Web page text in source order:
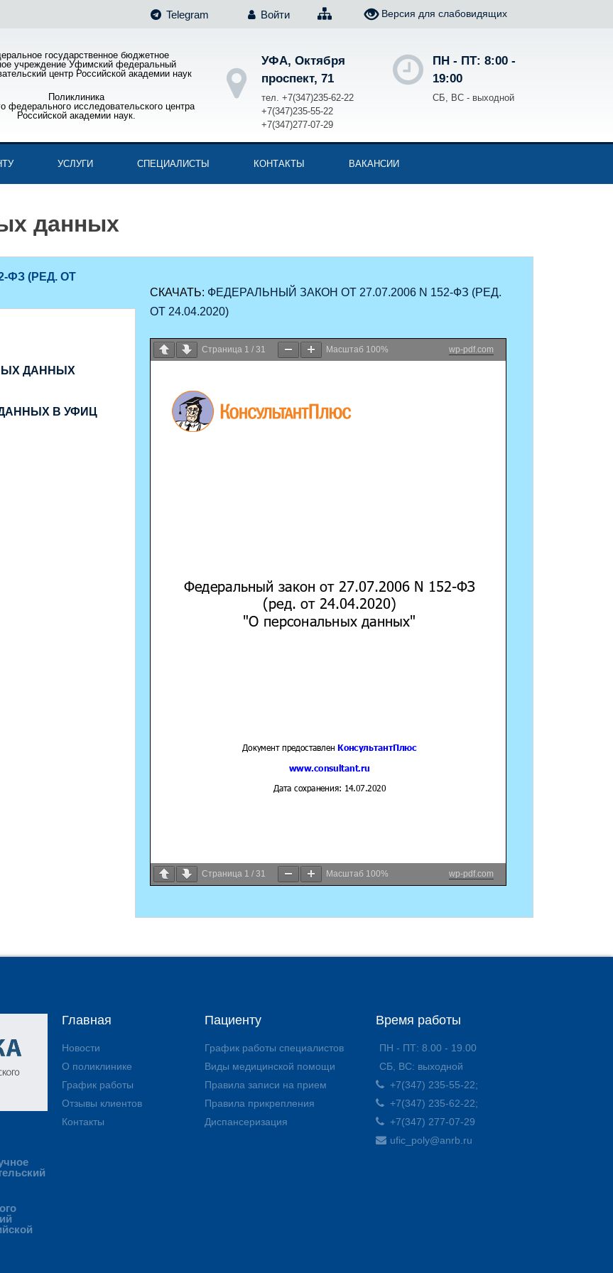
Telegram Войти Версия для слабовидящих
государственное бюджетное
учреждение Уфимский федеральный
центр Российской академии наук
Поликлиника
федерального исследовательского центра
Российской академии наук.
УФА, Октября
проспект, 71
тел. +7(347)235-62-22
+7(347)235-55-22
+7(347)277-07-29
ПН - ПТ: 8:00 -
19:00
СБ, ВС - выходной
УСЛУГИ СПЕЦИАЛИСТЫ КОНТАКТЫ ВАКАНСИИ
данных
ФЗ (РЕД. ОТ
ДАННЫХ
В УФИЦ
СКАЧАТЬ: ФЕДЕРАЛЬНЫЙ ЗАКОН ОТ 27.07.2006 N 152-ФЗ (РЕД.
ОТ 24.04.2020)
Страница 1 / 31 Масштаб 100% wp-pdf.com
Страница 1 / 31 Масштаб 100% wp-pdf.com
Главная
Новости
О поликлинике
График работы
Отзывы клиентов
Контакты
Пациенту
График работы специалистов
Виды медицинской помощи
Правила записи на прием
Правила прикрепления
Диспансеризация
Время работы
ПН - ПТ: 8.00 - 19.00
СБ, ВС: выходной
+7(347) 235-55-22;
+7(347) 235-62-22;
+7(347) 277-07-29
ufic_poly@anrb.ru